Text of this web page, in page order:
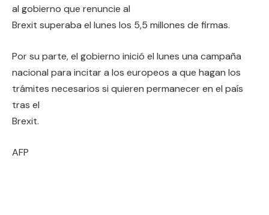
al gobierno que renuncie al
Brexit superaba el lunes los 5,5 millones de firmas.
Por su parte, el gobierno inició el lunes una campaña
nacional para incitar a los europeos a que hagan los
trámites necesarios si quieren permanecer en el país
tras el
Brexit.
AFP